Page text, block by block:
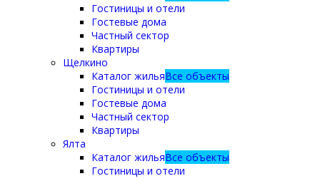
Гостиницы и отели
Гостевые дома
Частный сектор
Квартиры
Щелкино
Каталог жильяВсе объекты
Гостиницы и отели
Гостевые дома
Частный сектор
Квартиры
Ялта
Каталог жильяВсе объекты
Гостиницы и отели